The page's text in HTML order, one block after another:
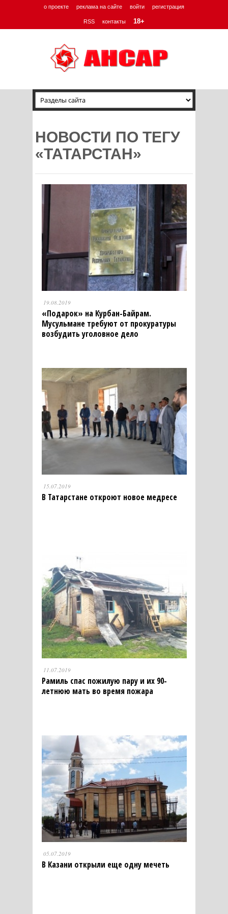
о проекте реклама на сайте войти регистрация
RSS контакты 18+
НОВОСТИ ПО ТЕГУ
«ТАТАРСТАН»
19.08.2019
«Подарок» на Курбан-Байрам.
Мусульмане требуют от прокуратуры
возбудить уголовное дело
15.07.2019
В Татарстане откроют новое медресе
11.07.2019
Рамиль спас пожилую пару и их 90-
летнюю мать во время пожара
05.07.2019
В Казани открыли еще одну мечеть